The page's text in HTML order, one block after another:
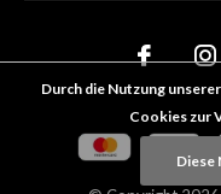
Durch die Nutzung
Cookies zur
Diese